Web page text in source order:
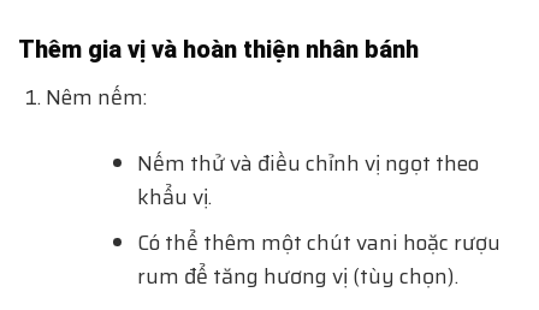
Thêm gia vị và hoàn thiện nhân bánh
Nêm nếm:
Nếm thử và điều chỉnh vị ngọt theo
khẩu vị.
Có thể thêm một chút vani hoặc rượu
rum để tăng hương vị (tùy chọn).